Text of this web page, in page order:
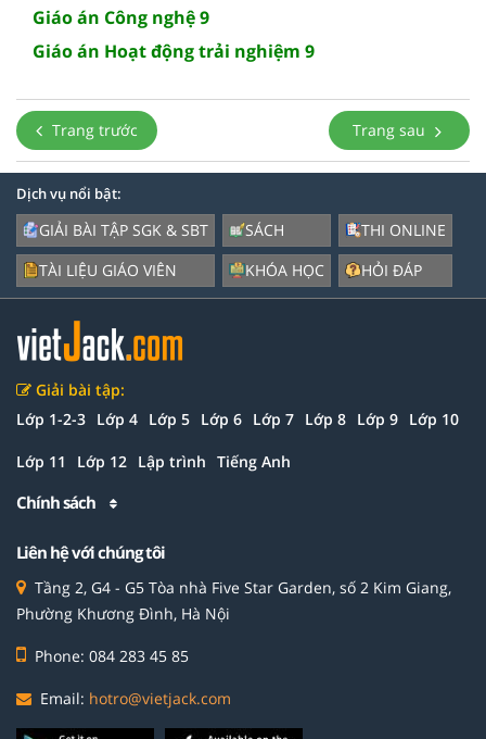
Giáo án Công nghệ 9
Giáo án Hoạt động trải nghiệm 9
Trang trước Trang sau
Dịch vụ nổi bật:
GIẢI BÀI TẬP SGK & SBT
TÀI LIỆU GIÁO VIÊN
SÁCH
KHÓA HỌC
THI ONLINE
HỎI ĐÁP
Giải bài tập:
Lớp 1-2-3 Lớp 4 Lớp 5 Lớp 6 Lớp 7 Lớp 8 Lớp 9 Lớp 10
Lớp 11 Lớp 12 Lập trình Tiếng Anh
Chính sách
Liên hệ với chúng tôi
Tầng 2, G4 - G5 Tòa nhà Five Star Garden, số 2 Kim Giang,
Phường Khương Đình, Hà Nội
Phone: 084 283 45 85
Email: hotro@vietjack.com